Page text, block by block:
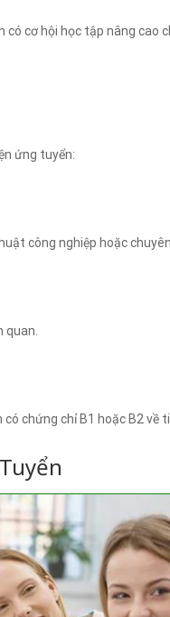
có cơ hội học tập nâng cao
ứng tuyển:
công nghiệp hoặc
chứng chỉ B1 hoặc B2 về